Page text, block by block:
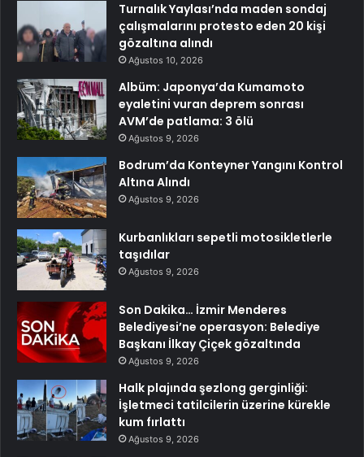
Turnalık Yaylası’nda maden sondaj
çalışmalarını protesto eden 20 kişi
gözaltına alındı
Ağustos 10, 2026
Albüm: Japonya’da Kumamoto
eyaletini vuran deprem sonrası
AVM’de patlama: 3 ölü
Ağustos 9, 2026
Bodrum’da Konteyner Yangını Kontrol
Altına Alındı
Ağustos 9, 2026
Kurbanlıkları sepetli motosikletlerle
taşıdılar
Ağustos 9, 2026
Son Dakika… İzmir Menderes
Belediyesi’ne operasyon: Belediye
Başkanı İlkay Çiçek gözaltında
Ağustos 9, 2026
Halk plajında şezlong gerginliği:
İşletmeci tatilcilerin üzerine kürekle
kum fırlattı
Ağustos 9, 2026